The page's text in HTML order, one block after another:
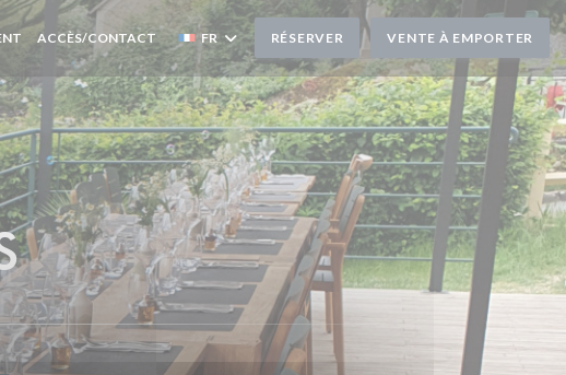
ACCÈS/CONTACT FR RÉSERVER VENTE À EMPORTER